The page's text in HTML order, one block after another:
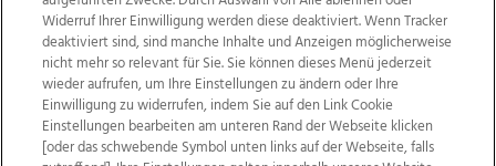
Wir über uns Mediadaten Kontakt
Jobs
Datenschutz
Impressum
AGB Anzeigekunden
Widerruf Ihrer Einwilligung werden diese deaktiviert. Wenn Tracker
deaktiviert sind, sind manche Inhalte und Anzeigen möglicherweise
nicht mehr so relevant für Sie. Sie können dieses Menü jederzeit
wieder aufrufen, um Ihre Einstellungen zu ändern oder Ihre
Einwilligung zu widerrufen, indem Sie auf den Link Cookie
Einstellungen bearbeiten am unteren Rand der Webseite klicken
[oder das schwebende Symbol unten links auf der Webseite, falls